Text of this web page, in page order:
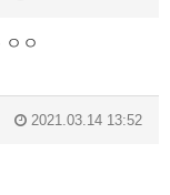
ㅇ
2021.03.14 13:52